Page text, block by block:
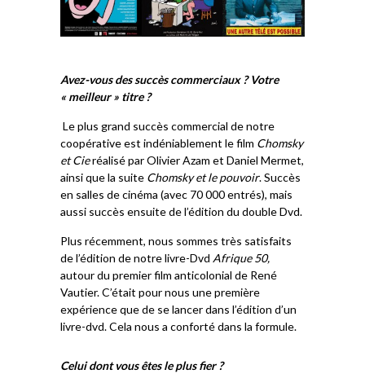
Avez-vous des succès commerciaux ? Votre
« meilleur » titre ?
Le plus grand succès commercial de notre
coopérative est indéniablement le film Chomsky
et Cieréalisé par Olivier Azam et Daniel Mermet,
ainsi que la suite Chomsky et le pouvoir. Succès
en salles de cinéma (avec 70 000 entrés), mais
aussi succès ensuite de l’édition du double Dvd.
Plus récemment, nous sommes très satisfaits
de l’édition de notre livre-Dvd Afrique 50,
autour du premier film anticolonial de René
Vautier. C’était pour nous une première
expérience que de se lancer dans l’édition d’un
livre-dvd. Cela nous a conforté dans la formule.
Celui dont vous êtes le plus fier ?